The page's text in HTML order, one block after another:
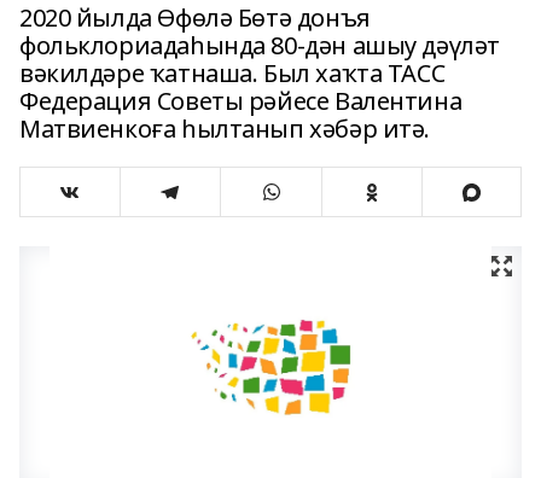
2020 йылда Өфөлә Бөтә донъя
фольклориадаһында 80-дән ашыу дәүләт
вәкилдәре ҡатнаша. Был хаҡта ТАСС
Федерация Советы рәйесе Валентина
Матвиенкоға һылтанып хәбәр итә.